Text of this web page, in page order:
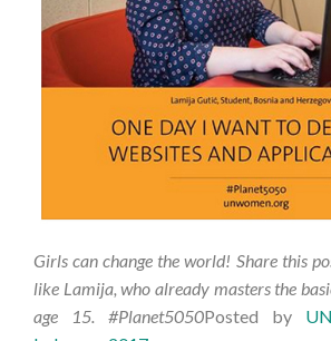
Girls can change the world! Share this
like Lamija, who already masters the
age 15. #Planet5050Posted by